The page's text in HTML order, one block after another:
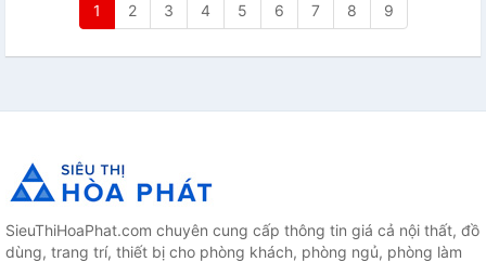
1 2 3 4 5 6 7 8 9
SieuThiHoaPhat.com chuyên cung cấp thông tin giá cả nội thất, đồ
dùng, trang trí, thiết bị cho phòng khách, phòng ngủ, phòng làm